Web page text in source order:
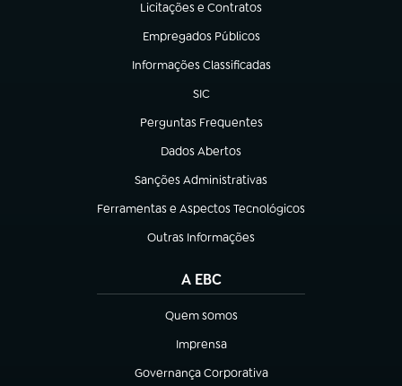
Licitações e Contratos
(abre em nova aba)
Empregados Públicos
(abre em nova aba)
Informações Classificadas
(abre em nova aba)
SIC
(abre em nova aba)
Perguntas Frequentes
(abre em nova aba)
Dados Abertos
(abre em nova aba)
Sanções Administrativas
(abre em nova aba)
Ferramentas e Aspectos Tecnológicos
(abre em nova aba)
Outras Informações
(abre em nova aba)
A EBC
Quem somos
(abre em nova aba)
Imprensa
(abre em nova aba)
Governança Corporativa
(abre em nova aba)